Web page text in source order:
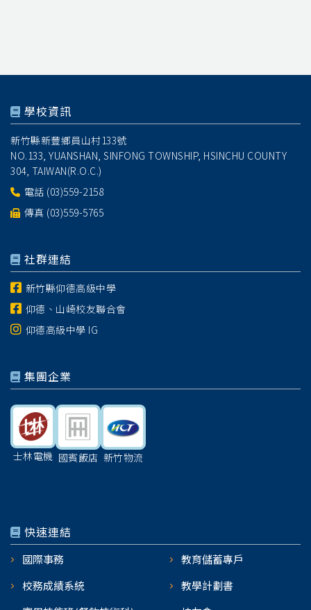
學校資訊
新竹縣新豐鄉員山村133號
NO.133, YUANSHAN, SINFONG TOWNSHIP, HSINCHU COUNTY
304, TAIWAN(R.O.C.)
電話 (03)559-2158
傳真 (03)559-5765
社群連結
新竹縣仰德高級中學
仰德、山崎校友聯合會
仰德高級中學 IG
集團企業
士林電機 國賓飯店 新竹物流
快速連結
國際事務
教育儲蓄專戶
校務成績系統
教學計劃書